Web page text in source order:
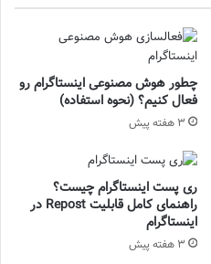
چطور هوش مصنوعی اینستاگرام رو
فعال کنیم؟ (نحوه استفاده)
3 هفته پیش
ری پست اینستاگرام چیست؟
راهنمای کامل قابلیت Repost در
اینستاگرام
3 هفته پیش